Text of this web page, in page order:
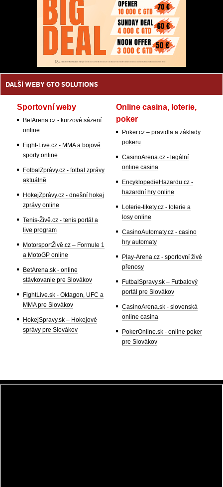
DALŠÍ WEBY GTO SOLUTIONS
Sportovní weby
BetArena.cz - kurzové sázení
online
Fight-Live.cz - MMA a bojové
sporty online
FotbalZprávy.cz - fotbal zprávy
aktuálně
HokejZprávy.cz - dnešní hokej
zprávy online
Tenis-Živě.cz - tenis portál a
live program
MotorsportŽivě.cz – Formule 1
a MotoGP online
BetArena.sk - online
stávkovanie pre Slovákov
FightLive.sk - Oktagon, UFC a
MMA pre Slovákov
HokejSpravy.sk – Hokejové
správy pre Slovákov
Online casina, loterie,
poker
Poker.cz – pravidla a základy
pokeru
CasinoArena.cz - legální
online casina
EncyklopedieHazardu.cz -
hazardní hry online
Loterie-tikety.cz - loterie a
losy online
CasinoAutomaty.cz - casino
hry automaty
Play-Arena.cz - sportovní živé
přenosy
FutbalSpravy.sk – Futbalový
portál pre Slovákov
CasinoArena.sk - slovenská
online casina
PokerOnline.sk - online poker
pre Slovákov